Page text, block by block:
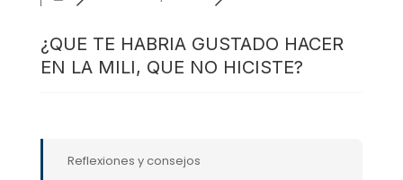
¿QUE TE HABRIA GUSTADO HACER
EN LA MILI, QUE NO HICISTE?
Reflexiones y consejos